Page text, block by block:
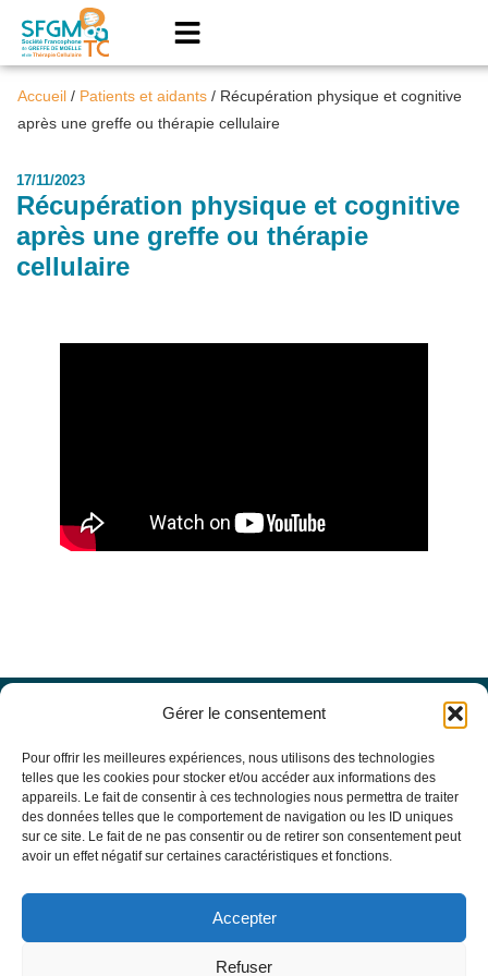
Gérer le consentement
Pour offrir les meilleures expériences, nous utilisons des technologies
telles que les cookies pour stocker et/ou accéder aux informations des
appareils. Le fait de consentir à ces technologies nous permettra de traiter
des données telles que le comportement de navigation ou les ID uniques
sur ce site. Le fait de ne pas consentir ou de retirer son consentement peut
avoir un effet négatif sur certaines caractéristiques et fonctions.
Accepter
Refuser
Accueil / Patients et aidants / Récupération physique et cognitive
après une greffe ou thérapie cellulaire
17/11/2023
Récupération physique et cognitive
après une greffe ou thérapie
cellulaire
Actualités
Agenda
Missions du site
Mentions légales
Conditions générales d’utilisation